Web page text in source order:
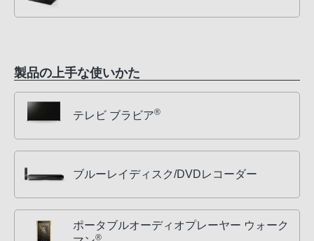
製品の上手な使いかた
テレビ ブラビア®
ブルーレイディスク/DVDレコーダー
ポータブルオーディオプレーヤー ウォーク
®